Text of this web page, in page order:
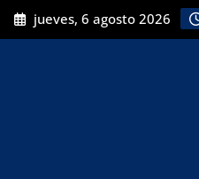
jueves, 6 agosto 2026